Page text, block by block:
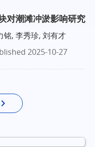
对潮滩冲淤影响研究
铭, 李秀珍, 刘有才
2025-10-27